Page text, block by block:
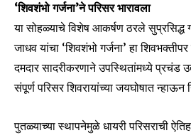
Join our
conversation.
‘शिवशंभो गर्जना’ने परिसर भारावला
या सोहळ्याचे विशेष आकर्षण ठरले
जाधव यांचा ‘शिवशंभो गर्जना’ हा शिवभक्तीपर
दमदार सादरीकरणाने उपस्थितांमध्ये प्रचंड
संपूर्ण परिसर शिवरायांच्या जयघोषात न्हाऊन
पुतळ्याच्या स्थापनेमुळे धायरी परिसराची